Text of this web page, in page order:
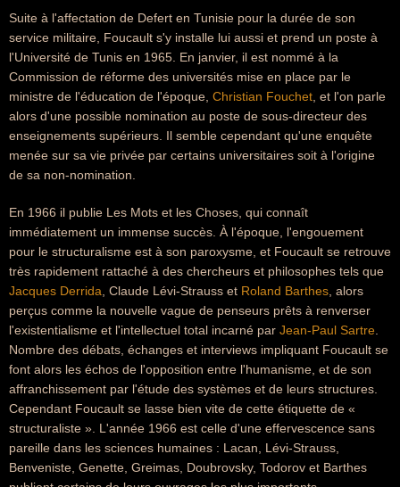
Suite à l'affectation de Defert en Tunisie pour la durée de son
service militaire, Foucault s'y installe lui aussi et prend un poste à
l'Université de Tunis en 1965. En janvier, il est nommé à la
Commission de réforme des universités mise en place par le
ministre de l'éducation de l'époque, Christian Fouchet , et l'on parle
alors d'une possible nomination au poste de sous-directeur des
enseignements supérieurs. Il semble cependant qu'une enquête
menée sur sa vie privée par certains universitaires soit à l'origine
de sa non-nomination.
En 1966 il publie Les Mots et les Choses, qui connaît
immédiatement un immense succès. À l'époque, l'engouement
pour le structuralisme est à son paroxysme, et Foucault se retrouve
très rapidement rattaché à des chercheurs et philosophes tels que
Jacques Derrida , Claude Lévi-Strauss et Roland Barthes , alors
perçus comme la nouvelle vague de penseurs prêts à renverser
l'existentialisme et l'intellectuel total incarné par Jean-Paul Sartre
Nombre des débats, échanges et interviews impliquant Foucault se
font alors les échos de l'opposition entre l'humanisme, et de son
affranchissement par l'étude des systèmes et de leurs structures.
Cependant Foucault se lasse bien vite de cette étiquette de «
structuraliste ». L'année 1966 est celle d'une effervescence sans
pareille dans les sciences humaines : Lacan, Lévi-Strauss,
Benveniste, Genette, Greimas, Doubrovsky, Todorov et Barthes